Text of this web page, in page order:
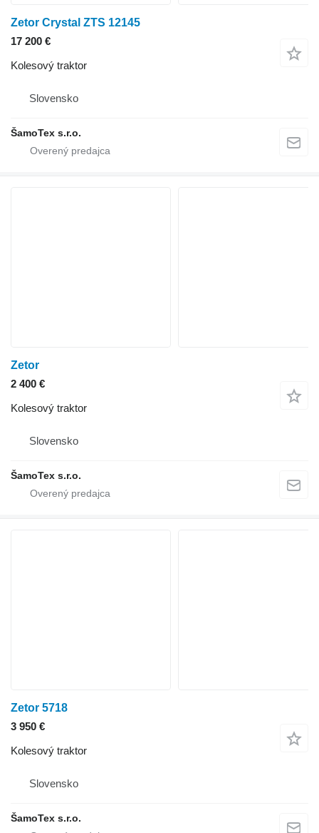
Zetor Crystal ZTS 12145
17 200 €
Kolesový traktor
Slovensko
ŠamoTex s.r.o.
Zetor
2 400 €
Kolesový traktor
Slovensko
ŠamoTex s.r.o.
Zetor 5718
3 950 €
Kolesový traktor
Slovensko
ŠamoTex s.r.o.